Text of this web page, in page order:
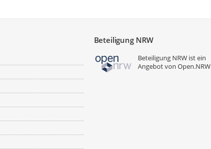
Beteiligung NRW
Beteiligung NRW ist ein
Angebot vonOpen.NRW